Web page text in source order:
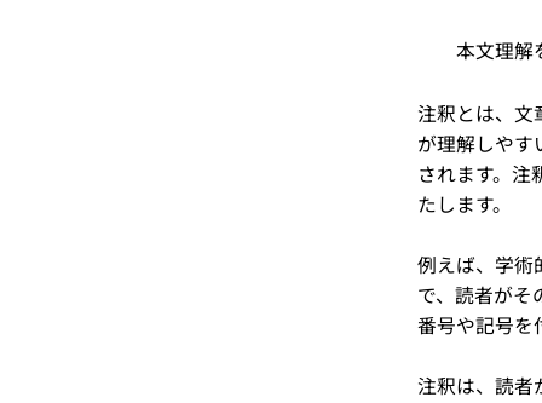
本文理解
注釈とは、文
が理解しやす
されます。
たします。
例えば、学術
で、読者がそ
番号や記号を
注釈は、読者